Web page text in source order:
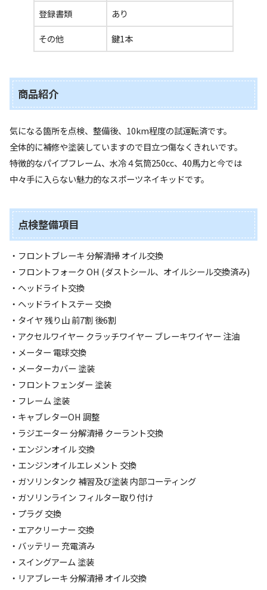
登録書類
あり
その他
鍵1本
商品紹介
気になる箇所を点検、整備後、10km程度の試運転済です。
全体的に補修や塗装していますので目立つ傷なくきれいです。
特徴的なパイプフレーム、水冷４気筒250cc、40馬力と今では
中々手に入らない魅力的なスポーツネイキッドです。
点検整備項目
・フロントブレーキ 分解清掃 オイル交換
・フロントフォーク OH (ダストシール、オイルシール交換済み)
・ヘッドライト交換
・ヘッドライトステー 交換
・タイヤ 残り山 前7割 後6割
・アクセルワイヤー クラッチワイヤー ブレーキワイヤー 注油
・メーター 電球交換
・メーターカバー 塗装
・フロントフェンダー 塗装
・フレーム 塗装
・キャブレターOH 調整
・ラジエーター 分解清掃 クーラント交換
・エンジンオイル 交換
・エンジンオイルエレメント 交換
・ガソリンタンク 補習及び塗装 内部コーティング
・ガソリンライン フィルター取り付け
・プラグ 交換
・エアクリーナー 交換
・バッテリー 充電済み
・スイングアーム 塗装
・リアブレーキ 分解清掃 オイル交換